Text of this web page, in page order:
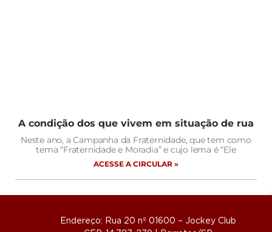
A condição dos que vivem em situação de rua
Neste ano, a Campanha da Fraternidade, que tem como
tema “Fraternidade e Moradia” e cujo lema é “Ele
ACESSE A CIRCULAR »
Endereço: Rua 20 nº 01600 – Jockey Club